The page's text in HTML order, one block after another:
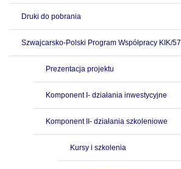
Druki do pobrania
Szwajcarsko-Polski Program Współpracy KIK/57
Prezentacja projektu
Komponent I- działania inwestycyjne
Komponent II- działania szkoleniowe
Kursy i szkolenia